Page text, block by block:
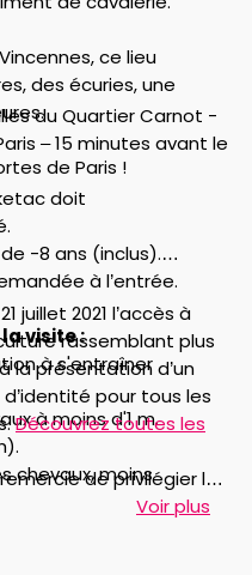
ce lieu
des écuries, une
de Paris !
du Quartier Carnot -
– 15 minutes avant le
doit
-8 ans (inclus).
à l’entrée.
visite :
à s'entraîner
à moins d'1 m.
chevaux, moins
juillet 2021 l’accès à
rassemblant plus
la présentation d’un
pour tous les
Découvrez toutes les
de privilégier le
différents documents
etc.)
Voir plus